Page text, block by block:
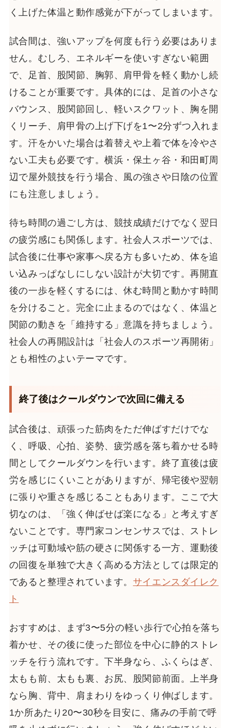
く上げた体温と動作感覚が下がってしまいます。
試合間は、強いアップを何度も行う必要はありま
せん。むしろ、エネルギーを使いすぎない範囲
で、足首、股関節、胸郭、肩甲骨を軽く動かし続
けることが重要です。具体的には、足首の小さな
バウンス、股関節回し、軽いスクワット、胸を開
くリーチ、肩甲骨の上げ下げを1〜2分ずつ入れま
す。汗をかいた場合は着替えや上着で体を冷やさ
ない工夫も必要です。横浜・保土ヶ谷・和田町周
辺で屋外競技を行う場合、風の強さや日陰の位置
にも注意しましょう。
待ち時間の過ごし方は、競技成績だけでなく翌日
の疲労感にも関係します。社会人スポーツでは、
試合後に仕事や家事へ戻る方も多いため、体を追
い込みっぱなしにしない設計が大切です。再開直
後の一歩を軽くするには、休む時間と動かす時間
を分けること。完全に止まるのではなく、体温と
関節の動きを「維持する」意識を持ちましょう。
社会人の再開設計は「社会人のスポーツ再開術」
とも相性のよいテーマです。
終了後はクールダウンで次回に備える
試合後は、頑張った筋肉をただ伸ばすだけでな
く、呼吸、心拍、姿勢、疲労感を落ち着かせる時
間としてクールダウンを行います。終了直後は疲
労を感じにくいことがありますが、帰宅後や翌朝
に張りや重さを感じることもあります。ここで大
切なのは、「強く伸ばせば楽になる」と考えすぎ
ないことです。専門家コンセンサスでは、ストレ
ッチは可動域や筋の硬さに関係する一方、運動後
の回復を単独で大きく高める方法としては限定的
であると整理されています。 サイエンスダイレク
ト
おすすめは、まず3〜5分の軽い歩行で心拍を落ち
着かせ、その後に使った部位を中心に静的ストレ
ッチを行う流れです。下半身なら、ふくらはぎ、
太もも前、太もも裏、お尻、股関節前面。上半身
なら胸、背中、肩まわりをゆっくり伸ばします。
1か所あたり20〜30秒を目安に、痛みの手前で呼